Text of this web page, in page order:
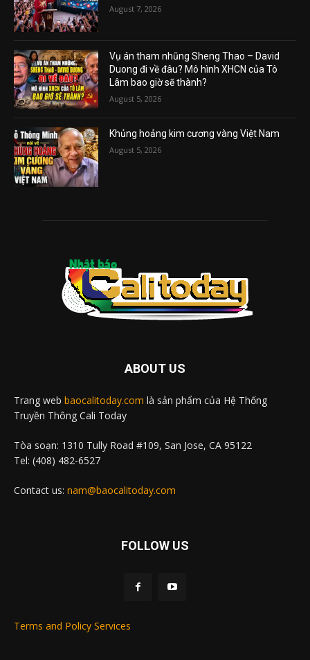
August 7, 2026
Vụ án tham nhũng Sheng Thao – David
Duong đi về đâu? Mô hình XHCN của Tô
Lâm bao giờ sẽ thành?
August 5, 2026
Khủng hoảng kim cương vàng Việt Nam
August 5, 2026
ABOUT US
Trang web baocalitoday.com là sản phẩm của Hệ Thống
Truyền Thông Cali Today
Tòa soạn: 1310 Tully Road #109, San Jose, CA 95122
Tel: (408) 482-6527
Contact us: nam@baocalitoday.com
FOLLOW US
Terms and Policy Services